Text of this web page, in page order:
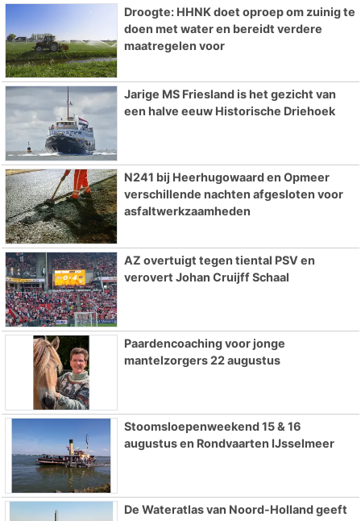
Droogte: HHNK doet oproep om zuinig te
doen met water en bereidt verdere
maatregelen voor
Jarige MS Friesland is het gezicht van
een halve eeuw Historische Driehoek
N241 bij Heerhugowaard en Opmeer
verschillende nachten afgesloten voor
asfaltwerkzaamheden
AZ overtuigt tegen tiental PSV en
verovert Johan Cruijff Schaal
Paardencoaching voor jonge
mantelzorgers 22 augustus
Stoomsloepenweekend 15 & 16
augustus en Rondvaarten IJsselmeer
De Wateratlas van Noord-Holland geeft